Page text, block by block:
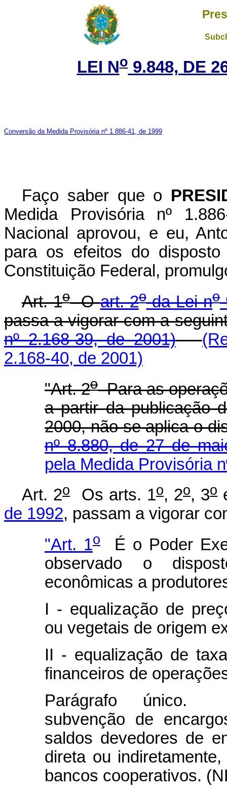
LEI No9.848, DE
Conversão da Medida Provisória nº 1.886-41, de 1999
Faço saber que o
Medida Provisória nº
Nacional aprovou, e eu,
para os efeitos do
Constituição Federal,
Art. 1oOart. 2oda Lei no
passa a vigorar com a
nº 2.168-39, de 2001)
2.168-40, de 2001)
"Art. 2oPara as
a partir da publicação
2000, não se aplica o
nº 8.880, de 27 de
pela Medida Provisória
Art. 2oOs arts. 1o, 2o, 3o
de 1992, passam a vigorar
"Art. 1o
É o Poder
observado o
econômicas a
I - equalização de
ou vegetais de origem
II - equalização de
financeiros de
Parágrafo único.
subvenção de
saldos devedores de
direta ou
bancos cooperativos.